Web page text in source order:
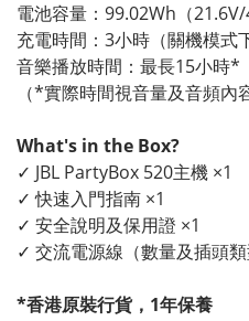
電池容量：99.02Wh（21.6V/
充電時間：3小時（關機模式
音樂播放時間：最長15小時*
（*實際時間視音量及音頻內
What's in the Box?
✓ JBL PartyBox 520主機 ×1
✓ 快速入門指南 ×1
✓ 安全說明及保用證 ×1
✓ 交流電源線（數量及插頭類
*香港原裝行貨，1年保養